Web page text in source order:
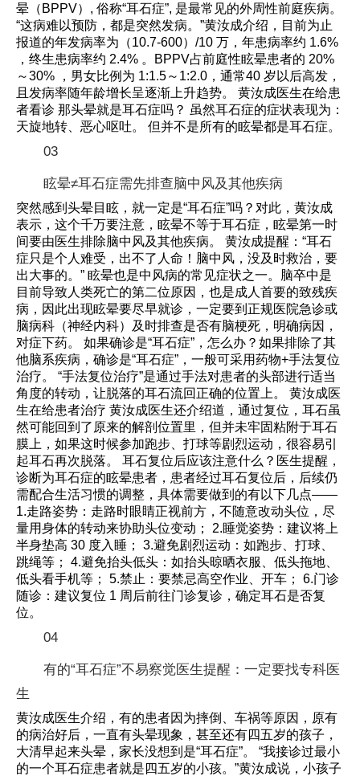
晕（BPPV）, 俗称“耳石症”, 是最常见的外周性前庭疾病。
“这病难以预防，都是突然发病。”黄汝成介绍，目前为止
报道的年发病率为（10.7-600）/10 万，年患病率约 1.6%
，终生患病率约 2.4% 。BPPV占前庭性眩晕患者的 20%
～30% ，男女比例为 1:1.5～1:2.0，通常40 岁以后高发，
且发病率随年龄增长呈逐渐上升趋势。 黄汝成医生在给患
者看诊 那头晕就是耳石症吗？ 虽然耳石症的症状表现为：
天旋地转、恶心呕吐。 但并不是所有的眩晕都是耳石症。
03
眩晕≠耳石症需先排查脑中风及其他疾病
突然感到头晕目眩，就一定是“耳石症”吗？对此，黄汝成
表示，这个千万要注意，眩晕不等于耳石症，眩晕第一时
间要由医生排除脑中风及其他疾病。 黄汝成提醒：“耳石
症只是个人难受，出不了人命！脑中风，没及时救治，要
出大事的。” 眩晕也是中风病的常见症状之一。脑卒中是
目前导致人类死亡的第二位原因，也是成人首要的致残疾
病，因此出现眩晕要尽早就诊，一定要到正规医院急诊或
脑病科（神经内科）及时排查是否有脑梗死，明确病因，
对症下药。 如果确诊是“耳石症”，怎么办？如果排除了其
他脑系疾病，确诊是“耳石症”，一般可采用药物+手法复位
治疗。 “手法复位治疗”是通过手法对患者的头部进行适当
角度的转动，让脱落的耳石流回正确的位置上。 黄汝成医
生在给患者治疗 黄汝成医生还介绍道，通过复位，耳石虽
然可能回到了原来的解剖位置里，但并未牢固粘附于耳石
膜上，如果这时候参加跑步、打球等剧烈运动，很容易引
起耳石再次脱落。 耳石复位后应该注意什么？医生提醒，
诊断为耳石症的眩晕患者，患者经过耳石复位后，后续仍
需配合生活习惯的调整，具体需要做到的有以下几点——
1.走路姿势：走路时眼睛正视前方，不随意改动头位，尽
量用身体的转动来协助头位变动； 2.睡觉姿势：建议将上
半身垫高 30 度入睡； 3.避免剧烈运动：如跑步、打球、
跳绳等； 4.避免抬头低头：如抬头晾晒衣服、低头拖地、
低头看手机等； 5.禁止：要禁忌高空作业、开车； 6.门诊
随诊：建议复位 1 周后前往门诊复诊，确定耳石是否复
位。
04
有的“耳石症”不易察觉医生提醒：一定要找专科医
生
黄汝成医生介绍，有的患者因为摔倒、车祸等原因，原有
的病治好后，一直有头晕现象，甚至还有四五岁的孩子，
大清早起来头晕，家长没想到是“耳石症”。 “我接诊过最小
的一个耳石症患者就是四五岁的小孩。”黄汝成说，小孩子